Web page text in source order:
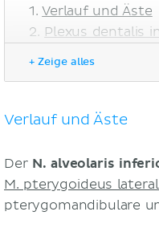
Verlauf und Äste
Plexus dentalis
+ Zeige alles
Verlauf und Äste
Der N. alveolaris
M. pterygoideus
pterygomandibulare